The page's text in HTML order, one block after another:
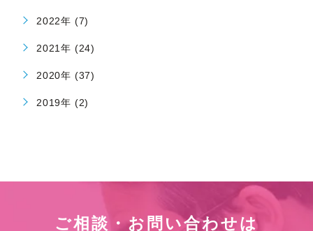
2022年 (7)
2021年 (24)
2020年 (37)
2019年 (2)
ご相談・お問い合わせは